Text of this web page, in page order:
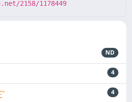
2158/1178449
ND
4
4